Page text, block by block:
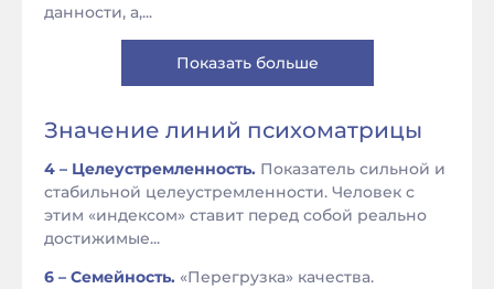
данности, а,...
Показать больше
Значение линий психоматрицы
4 – Целеустремленность. Показатель сильной и
стабильной целеустремленности. Человек с
этим «индексом» ставит перед собой реально
достижимые...
6 – Семейность. «Перегрузка» качества.